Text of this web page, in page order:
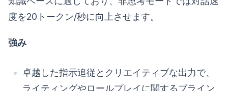
度を20トークン/秒に向上させます。
強み
卓越した指示追従とクリエイティブな出力で、
ライティングやロールプレイに関するブライン